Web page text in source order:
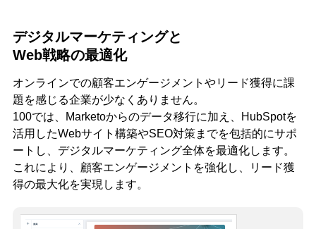
デジタルマーケティングと
Web戦略の最適化
オンラインでの顧客エンゲージメントやリード獲得に課
題を感じる企業が少なくありません。
100では、Marketoからのデータ移行に加え、HubSpotを
活用したWebサイト構築やSEO対策までを包括的にサポ
ートし、デジタルマーケティング全体を最適化します。
これにより、顧客エンゲージメントを強化し、リード獲
得の最大化を実現します。